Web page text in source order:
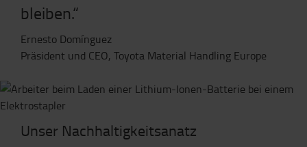
bleiben.“
Ernesto Domínguez
Präsident und CEO, Toyota Material Handling Europe
Unser Nachhaltigkeitsanatz